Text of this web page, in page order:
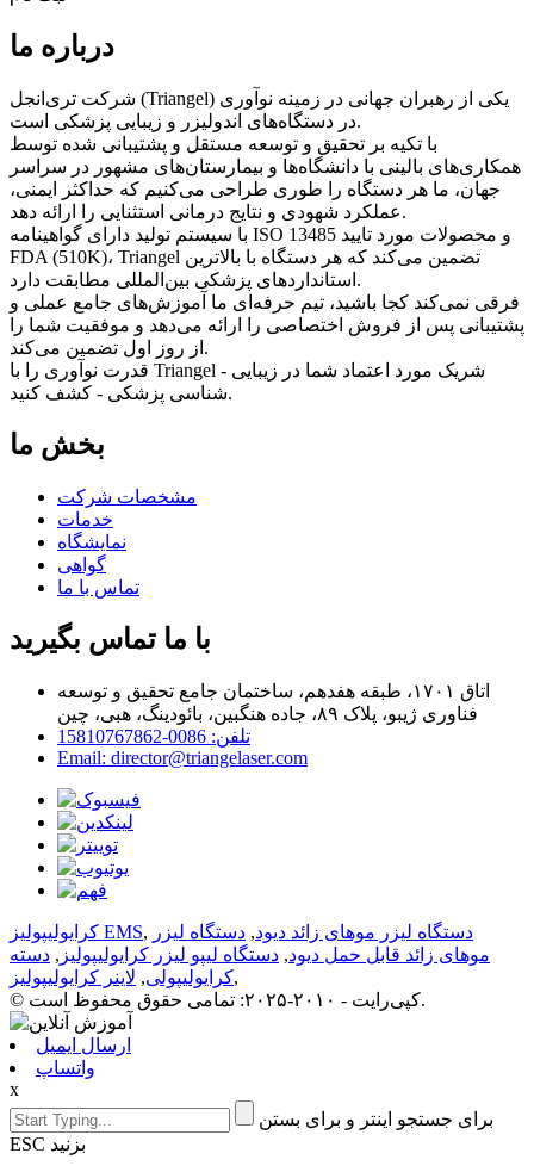
درباره ما
شرکت تری‌انجل (Triangel) یکی از رهبران جهانی در زمینه نوآوری
در دستگاه‌های اندولیزر و زیبایی پزشکی است.
با تکیه بر تحقیق و توسعه مستقل و پشتیبانی شده توسط
همکاری‌های بالینی با دانشگاه‌ها و بیمارستان‌های مشهور در سراسر
جهان، ما هر دستگاه را طوری طراحی می‌کنیم که حداکثر ایمنی،
عملکرد شهودی و نتایج درمانی استثنایی را ارائه دهد.
با سیستم تولید دارای گواهینامه ISO 13485 و محصولات مورد تایید
FDA (510K)، Triangel تضمین می‌کند که هر دستگاه با بالاترین
استانداردهای پزشکی بین‌المللی مطابقت دارد.
فرقی نمی‌کند کجا باشید، تیم حرفه‌ای ما آموزش‌های جامع عملی و
پشتیبانی پس از فروش اختصاصی را ارائه می‌دهد و موفقیت شما را
از روز اول تضمین می‌کند.
قدرت نوآوری را با Triangel - شریک مورد اعتماد شما در زیبایی
شناسی پزشکی - کشف کنید.
بخش ما
مشخصات شرکت
خدمات
نمایشگاه
گواهی
تماس با ما
با ما تماس بگیرید
اتاق ۱۷۰۱، طبقه هفدهم، ساختمان جامع تحقیق و توسعه
فناوری ژیبو، پلاک ۸۹، جاده هنگبین، بائودینگ، هبی، چین
تلفن: 0086-15810767862
Email: director@triangelaser.com
کرایولیپولیز EMS, دستگاه لیزر موهای زائد دیود, دستگاه لیزر
موهای زائد قابل حمل دیود, دستگاه لیپو لیزر کرایولیپولیز , دسته
کرایولیپولی, لاینر کرایولیپولیز
,
© کپی‌رایت - ۲۰۱۰-۲۰۲۵: تمامی حقوق محفوظ است.
ارسال ایمیل
واتساپ
x
برای جستجو اینتر و برای بستن
ESC بزنید